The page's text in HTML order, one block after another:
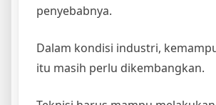
penyebabnya.
Dalam kondisi industri,
itu masih perlu dikembangkan.